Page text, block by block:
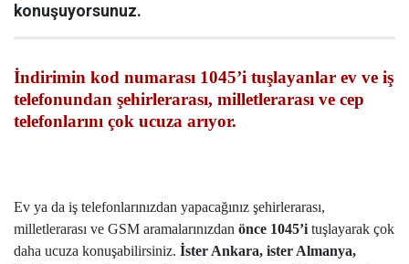
konuşuyorsunuz.
İndirimin kod numarası 1045’i tuşlayanlar ev ve iş
telefonundan şehirlerarası, milletlerarası ve cep
telefonlarını çok ucuza arıyor.
Ev ya da iş telefonlarınızdan yapacağınız şehirlerarası,
milletlerarası ve GSM aramalarınızdan önce 1045’i tuşlayarak çok
daha ucuza konuşabilirsiniz. İster Ankara, ister Almanya,